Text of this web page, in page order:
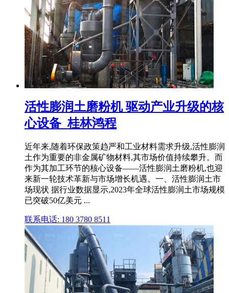
活性膨润土磨粉机 驱动产业升级的核
心设备_桂林鸿程
近年来,随着环保政策趋严和工业材料需求升级,活性膨润
土作为重要的非金属矿物材料,其市场价值持续攀升。而
作为其加工环节的核心设备——活性膨润土磨粉机,也迎
来新一轮技术革新与市场增长机遇。一、活性膨润土市
场现状 据行业数据显示,2023年全球活性膨润土市场规模
已突破50亿美元 ...
联系电话: 180 3780 8511